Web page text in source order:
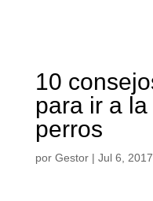
10
para ir a
perros
por Gestor| Jul 6, 2017